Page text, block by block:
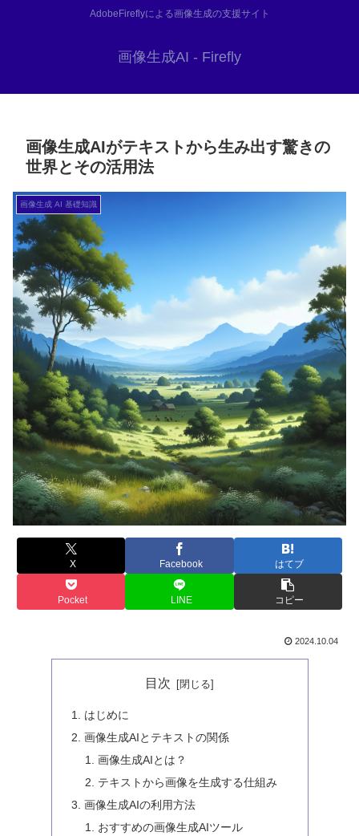
AdobeFireflyによる画像生成の支援サイト
画像生成AI - Firefly
画像生成AIがテキストから生み出す驚きの
世界とその活用法
画像生成 AI 基礎知識
X Facebook はてブ
Pocket LINE コピー
2024.10.04
目次
はじめに
画像生成AIとテキストの関係
画像生成AIとは？
テキストから画像を生成する仕組み
画像生成AIの利用方法
おすすめの画像生成AIツール